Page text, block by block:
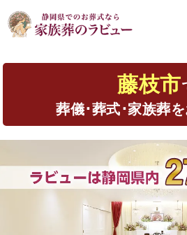
藤枝市
葬儀･葬式･家族葬